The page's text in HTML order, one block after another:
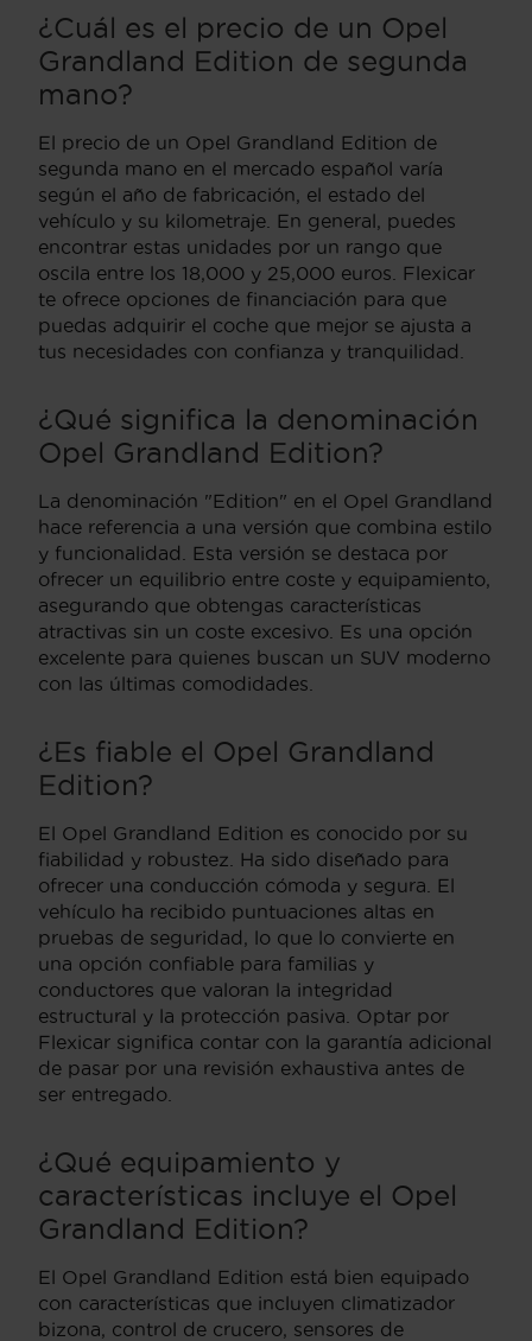
¿Cuál es el precio de un Opel
Grandland Edition de segunda
mano?
El precio de un Opel Grandland Edition de
segunda mano en el mercado español varía
según el año de fabricación, el estado del
vehículo y su kilometraje. En general, puedes
encontrar estas unidades por un rango que
oscila entre los 18,000 y 25,000 euros. Flexicar
te ofrece opciones de financiación para que
puedas adquirir el coche que mejor se ajusta a
tus necesidades con confianza y tranquilidad.
¿Qué significa la denominación
Opel Grandland Edition?
La denominación "Edition" en el Opel Grandland
hace referencia a una versión que combina estilo
y funcionalidad. Esta versión se destaca por
ofrecer un equilibrio entre coste y equipamiento,
asegurando que obtengas características
atractivas sin un coste excesivo. Es una opción
excelente para quienes buscan un SUV moderno
con las últimas comodidades.
¿Es fiable el Opel Grandland
Edition?
El Opel Grandland Edition es conocido por su
fiabilidad y robustez. Ha sido diseñado para
ofrecer una conducción cómoda y segura. El
vehículo ha recibido puntuaciones altas en
pruebas de seguridad, lo que lo convierte en
una opción confiable para familias y
conductores que valoran la integridad
estructural y la protección pasiva. Optar por
Flexicar significa contar con la garantía adicional
de pasar por una revisión exhaustiva antes de
ser entregado.
¿Qué equipamiento y
características incluye el Opel
Grandland Edition?
El Opel Grandland Edition está bien equipado
con características que incluyen climatizador
bizona, control de crucero, sensores de